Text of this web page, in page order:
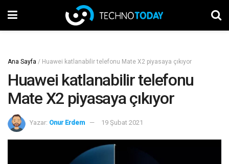
Ana Sayfa / Huawei katlanabilir telefonu Mate X2 piyasaya çıkıyor
Huawei katlanabilir telefonu
Mate X2 piyasaya çıkıyor
Yazar: Onur Erdem 19 Şubat 2021